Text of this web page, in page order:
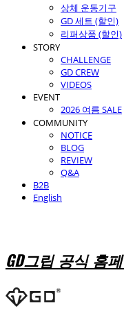
상체 운동기구
GD 세트 (할인)
리퍼상품 (할인)
STORY
CHALLENGE
GD CREW
VIDEOS
EVENT
2026 여름 SALE
COMMUNITY
NOTICE
BLOG
REVIEW
Q&A
B2B
English
GD그립 공식 홈